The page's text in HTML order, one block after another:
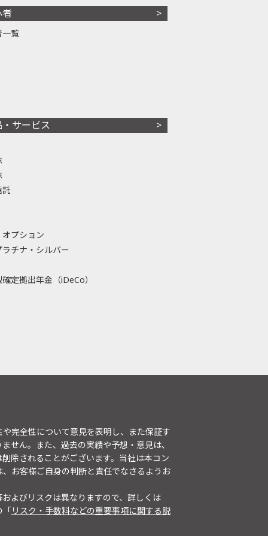
一覧
サービス
託
プション
ラチナ・シルバー
定拠出年金（iDeCo）
完全性について意見を表明し、また保証す
せん。また、過去の実績や予想・意見は、
除されることがございます。当社は本コン
お客様ご自身の判断と責任でなさるようお
よびリスクは異なりますので、詳しくは
「リスク・手数料などの重要事項に関する説